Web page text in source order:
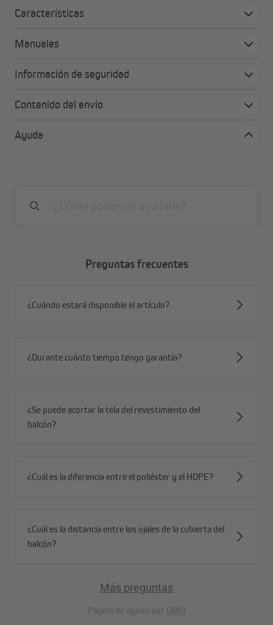
Características
Manuales
Información de seguridad
Contenido del envío
Ayuda
Preguntas frecuentes
¿Cuándo estará disponible el artículo?
¿Durante cuánto tiempo tengo garantía?
¿Se puede acortar la tela del revestimiento del
balcón?
¿Cuál es la diferencia entre el poliéster y el HDPE?
¿Cuál es la distancia entre los ojales de la cubierta del
balcón?
Más preguntas
Página de ayuda por OMQ